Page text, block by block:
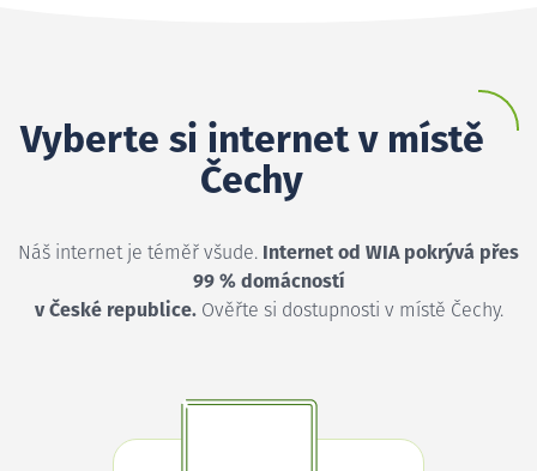
Vyberte si internet v místě
Čechy
Náš internet je téměř všude. Internet od WIA pokrývá přes
99 % domácností
v České republice.Ověřte si dostupnosti v místě Čechy.